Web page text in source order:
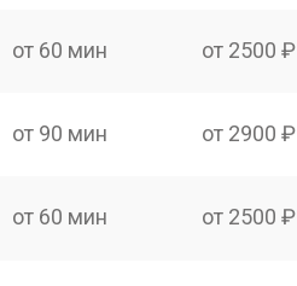
от 60 мин от 2500 ₽
от 90 мин от 2900 ₽
от 60 мин от 2500 ₽